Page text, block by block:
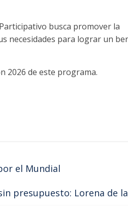
busca promover la
necesidades para lograr un
2026 de este programa.
el Mundial
presupuesto: Lorena de